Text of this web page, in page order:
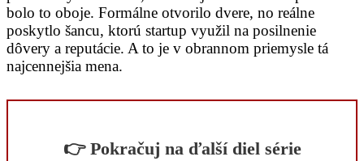
bolo to oboje. Formálne otvorilo dvere, no reálne
poskytlo šancu, ktorú startup využil na posilnenie
dôvery a reputácie. A to je v obrannom priemysle tá
najcennejšia mena.
👉 Pokračuj na ďalší diel série